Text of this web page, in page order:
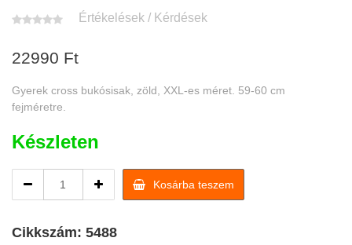
Értékelések / Kérdések
22990 Ft
Gyerek cross bukósisak, zöld, XXL-es méret. 59-60 cm
fejméretre.
Készleten
cross
zöld,
Kosárba teszem
Cikkszám: 5488